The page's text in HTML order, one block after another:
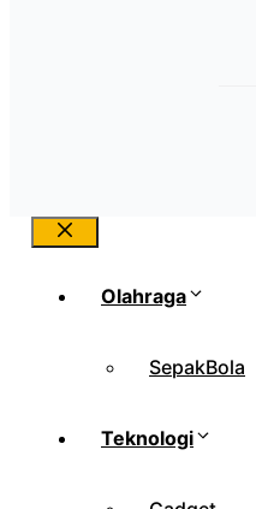
Close
Olahraga
SepakBola
Teknologi